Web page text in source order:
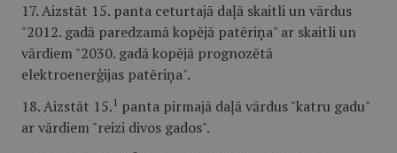
17. Aizstāt 15. panta ceturtajā daļā skaitli un vārdus
"2012. gadā paredzamā kopējā patēriņa" ar skaitli un
vārdiem "2030. gadā kopējā prognozētā
elektroenerģijas patēriņa".
18. Aizstāt 15. 1 panta pirmajā daļā vārdus "katru gadu"
ar vārdiem "reizi divos gados".